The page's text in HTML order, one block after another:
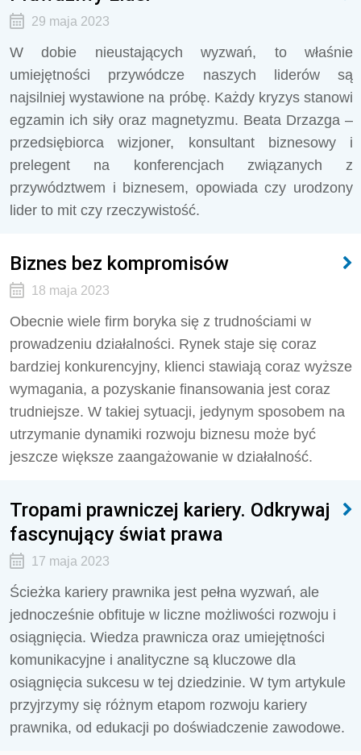
29 maja 2023
W dobie nieustających wyzwań, to właśnie
umiejętności przywódcze naszych liderów są
najsilniej wystawione na próbę. Każdy kryzys stanowi
egzamin ich siły oraz magnetyzmu. Beata Drzazga –
przedsiębiorca wizjoner, konsultant biznesowy i
prelegent na konferencjach związanych z
przywództwem i biznesem, opowiada czy urodzony
lider to mit czy rzeczywistość.
Biznes bez kompromisów
18 maja 2023
Obecnie wiele firm boryka się z trudnościami w
prowadzeniu działalności. Rynek staje się coraz
bardziej konkurencyjny, klienci stawiają coraz wyższe
wymagania, a pozyskanie finansowania jest coraz
trudniejsze. W takiej sytuacji, jedynym sposobem na
utrzymanie dynamiki rozwoju biznesu może być
jeszcze większe zaangażowanie w działalność.
Tropami prawniczej kariery. Odkrywaj
fascynujący świat prawa
17 maja 2023
Ścieżka kariery prawnika jest pełna wyzwań, ale
jednocześnie obfituje w liczne możliwości rozwoju i
osiągnięcia. Wiedza prawnicza oraz umiejętności
komunikacyjne i analityczne są kluczowe dla
osiągnięcia sukcesu w tej dziedzinie. W tym artykule
przyjrzymy się różnym etapom rozwoju kariery
prawnika, od edukacji po doświadczenie zawodowe.